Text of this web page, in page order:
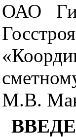
ОАО
М.В.